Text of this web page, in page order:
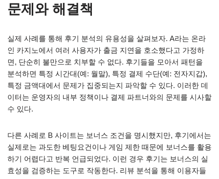
문제와 해결책
실제 사례를 통해 후기 분석의 유용성을 살펴보자. A라는 온라
인 카지노에서 여러 사용자가 출금 지연을 호소했다고 가정하
면, 단순히 불만으로 치부할 수 없다. 후기들을 모아서 패턴을
분석하면 특정 시간대(예: 월말), 특정 결제 수단(예: 전자지갑),
특정 금액대에서 문제가 집중되는지 파악할 수 있다. 이러한 데
이터는 운영자의 내부 정책이나 결제 파트너와의 문제를 시사할
수 있다.
다른 사례로 B 사이트는 보너스 조건을 명시했지만, 후기에서는
실제로는 과도한 베팅요건이나 게임 제한 때문에 보너스를 활용
하기 어렵다고 반복 언급되었다. 이런 경우 후기는 보너스의 실
효성을 검증하는 도구로 작동한다. 리뷰 분석을 통해 이용자들